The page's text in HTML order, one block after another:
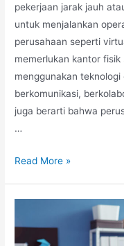
pekerjaan jarak jauh
untuk menjalankan
perusahaan seperti
memerlukan kantor
menggunakan
berkomunikasi,
juga berarti bahwa
…
Mengadopsi
First
Read More »